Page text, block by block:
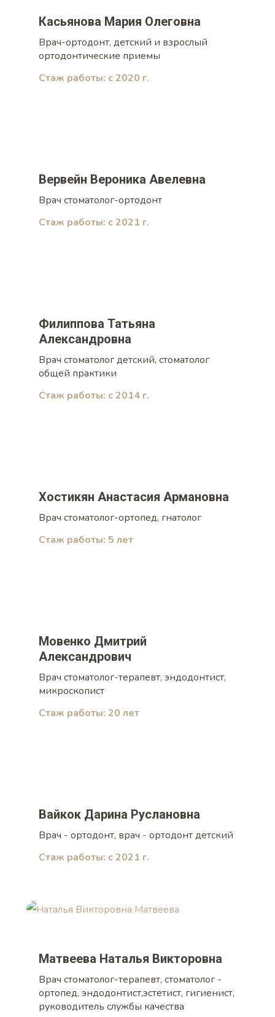
Касьянова Мария Олеговна
Врач-ортодонт, детский и взрослый
ортодонтические приемы
Стаж работы: с 2020 г.
Вервейн Вероника Авелевна
Врач стоматолог-ортодонт
Стаж работы: с 2021 г.
Филиппова Татьяна
Александровна
Врач стоматолог детский, стоматолог
общей практики
Стаж работы: с 2014 г.
Хостикян Анастасия Армановна
Врач стоматолог-ортопед, гнатолог
Стаж работы: 5 лет
Мовенко Дмитрий
Александрович
Врач стоматолог-терапевт, эндодонтист,
микроскопист
Стаж работы: 20 лет
Вайкок Дарина Руслановна
Врач - ортодонт, врач - ортодонт детский
Стаж работы: c 2021 г.
Матвеева Наталья Викторовна
Врач стоматолог-терапевт, стоматолог -
ортопед, эндодонтист,эстетист, гигиенист,
руководитель службы качества